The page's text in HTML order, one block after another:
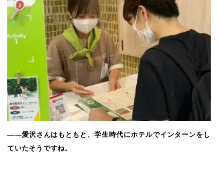
――愛沢さんはもともと、学生時代にホテルでインターンをし
ていたそうですね。